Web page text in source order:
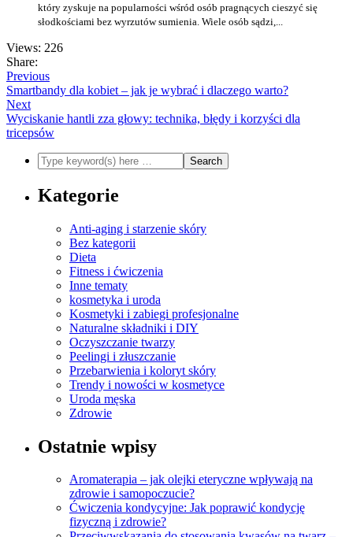
który zyskuje na popularności wśród osób pragnących cieszyć się
słodkościami bez wyrzutów sumienia. Wiele osób sądzi,...
Views: 226
Share:
Previous
Smartbandy dla kobiet – jak je wybrać i dlaczego warto?
Next
Wyciskanie hantli zza głowy: technika, błędy i korzyści dla
tricepsów
Kategorie
Anti-aging i starzenie skóry
Bez kategorii
Dieta
Fitness i ćwiczenia
Inne tematy
kosmetyka i uroda
Kosmetyki i zabiegi profesjonalne
Naturalne składniki i DIY
Oczyszczanie twarzy
Peelingi i złuszczanie
Przebarwienia i koloryt skóry
Trendy i nowości w kosmetyce
Uroda męska
Zdrowie
Ostatnie wpisy
Aromaterapia – jak olejki eteryczne wpływają na
zdrowie i samopoczucie?
Ćwiczenia kondycyjne: Jak poprawić kondycję
fizyczną i zdrowie?